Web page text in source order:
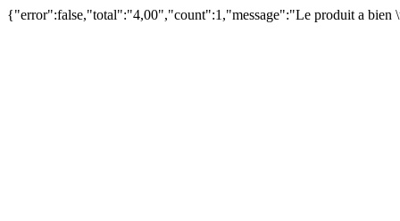
{"error":false,"total":"4,00","count":1,"message":"Le produit a bien